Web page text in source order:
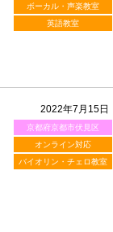
ボーカル・声楽教室
英語教室
2022年7月15日
京都府京都市伏見区
オンライン対応
バイオリン・チェロ教室